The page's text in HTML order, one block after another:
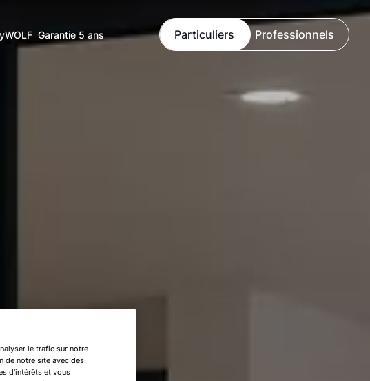
Garantie 5 ans Particuliers Professionnels
le trafic sur notre
de notre site avec des
d'intérêts et vous